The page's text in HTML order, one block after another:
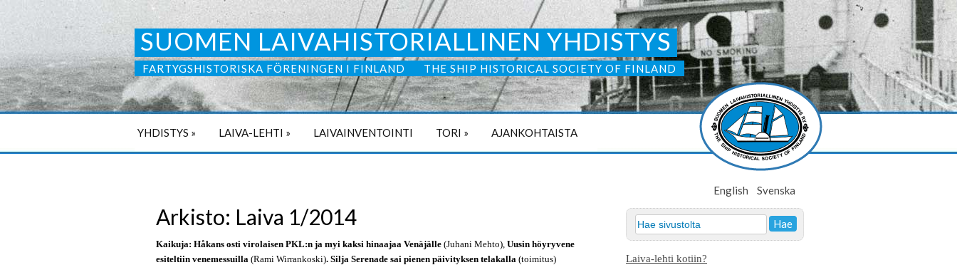
SUOMEN LAIVAHISTORIALLINEN YHDISTYS
FARTYGSHISTORISKA FÖRENINGEN I FINLAND THE SHIP HISTORICAL SOCIETY OF FINLAND
YHDISTYS » LAIVA-LEHTI » LAIVAINVENTOINTI TORI » AJANKOHTAISTA
Arkisto: Laiva 1/2014
Kaikuja: Håkans osti virolaisen PKL:n ja myi kaksi hinaajaa Venäjälle (Juhani Mehto), Uusin höyryvene
esiteltiin venemessuilla (Rami Wirrankoski). Silja Serenade sai pienen päivityksen telakalla (toimitus)
Svenska
English
Laiva-lehti kotiin?